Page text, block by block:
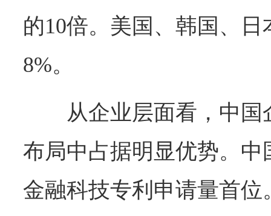
的10倍。美国、韩国、日
8%。
从企业层面看，中
布局中占据明显优势。
金融科技专利申请量首位